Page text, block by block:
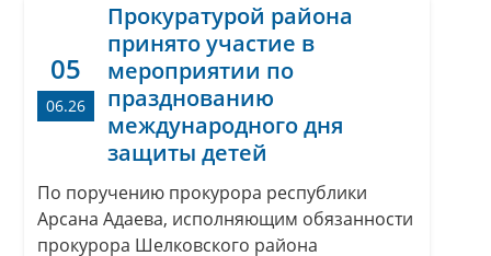
05
06.26
Прокуратурой района
принято участие в
мероприятии по
празднованию
международного дня
защиты детей
По поручению прокурора республики
Арсана Адаева, исполняющим обязанности
прокурора Шелковского района